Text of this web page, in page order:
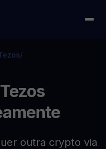
/
outra crypto via